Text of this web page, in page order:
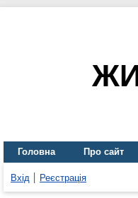
Головна Про сайт
Вхід Реєстрація